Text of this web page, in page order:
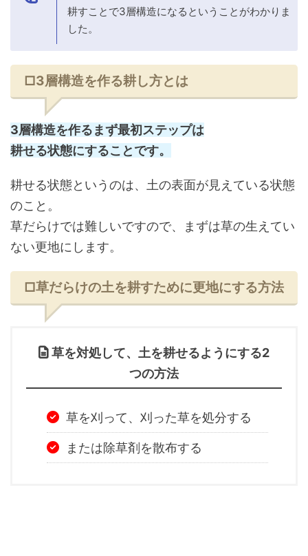
耕すことで3層構造になるということがわかりま
した。
□3層構造を作る耕し方とは
3層構造を作るまず最初ステップは
耕せる状態にすることです。
耕せる状態というのは、土の表面が見えている状態
のこと。
草だらけでは難しいですので、まずは草の生えてい
ない更地にします。
□草だらけの土を耕すために更地にする方法
草を対処して、土を耕せるようにする2
つの方法
草を刈って、刈った草を処分する
または除草剤を散布する